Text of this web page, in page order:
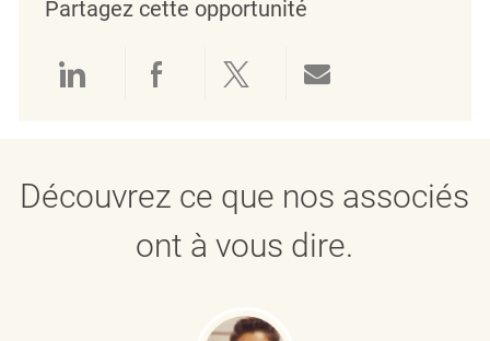
Partagez cette opportunité
Partager via LinkedIn
Partager via Facebook
Partager via twitter
Découvrez ce que nos associés
ont à vous dire.